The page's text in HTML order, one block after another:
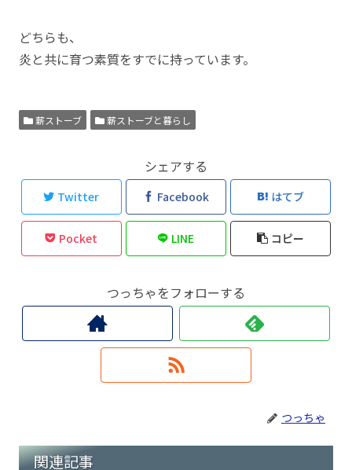
どちらも、
炎と共に育つ素質をすでに持っています。
薪ストーブ 薪ストーブと暮らし
シェアする
Twitter Facebook はてブ
Pocket LINE コピー
つっちゃをフォローする
つっちゃ
関連記事